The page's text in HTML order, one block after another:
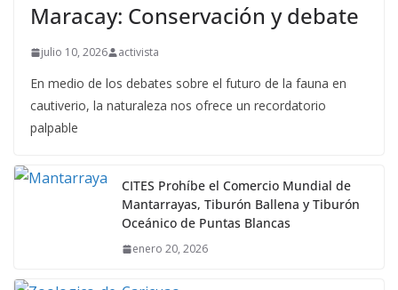
Maracay: Conservación y debate
julio 10, 2026 activista
En medio de los debates sobre el futuro de la fauna en
cautiverio, la naturaleza nos ofrece un recordatorio
palpable
CITES Prohíbe el Comercio Mundial de
Mantarrayas, Tiburón Ballena y Tiburón
Oceánico de Puntas Blancas
enero 20, 2026